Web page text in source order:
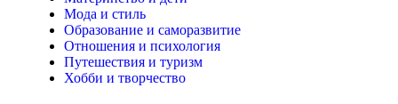
Мода и стиль
Образование и саморазвитие
Отношения и психология
Путешествия и туризм
Хобби и творчество